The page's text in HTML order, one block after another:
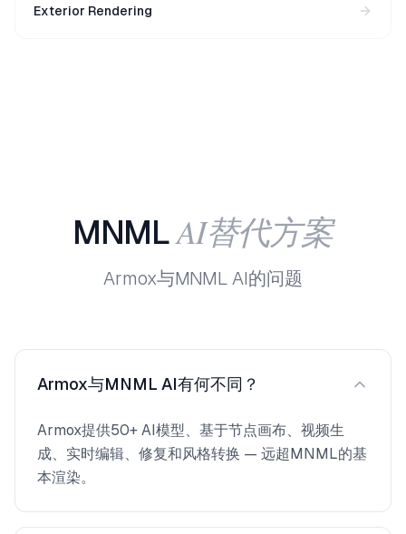
Exterior Rendering
MNMLAI替代方案
Armox与MNML AI的问题
Armox与MNML AI有何不同？
Armox提供50+ AI模型、基于节点画布、视频生
成、实时编辑、修复和风格转换 — 远超MNML的基
本渲染。